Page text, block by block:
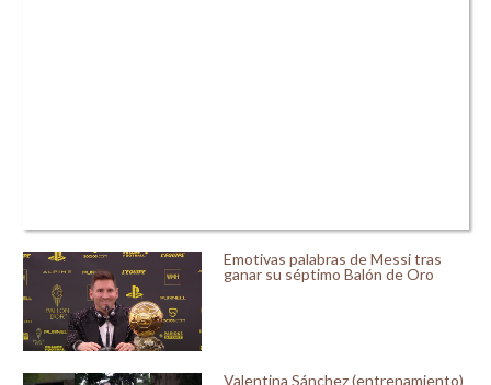
Emotivas palabras de Messi tras
ganar su séptimo Balón de Oro
Valentina Sánchez (entrenamiento)